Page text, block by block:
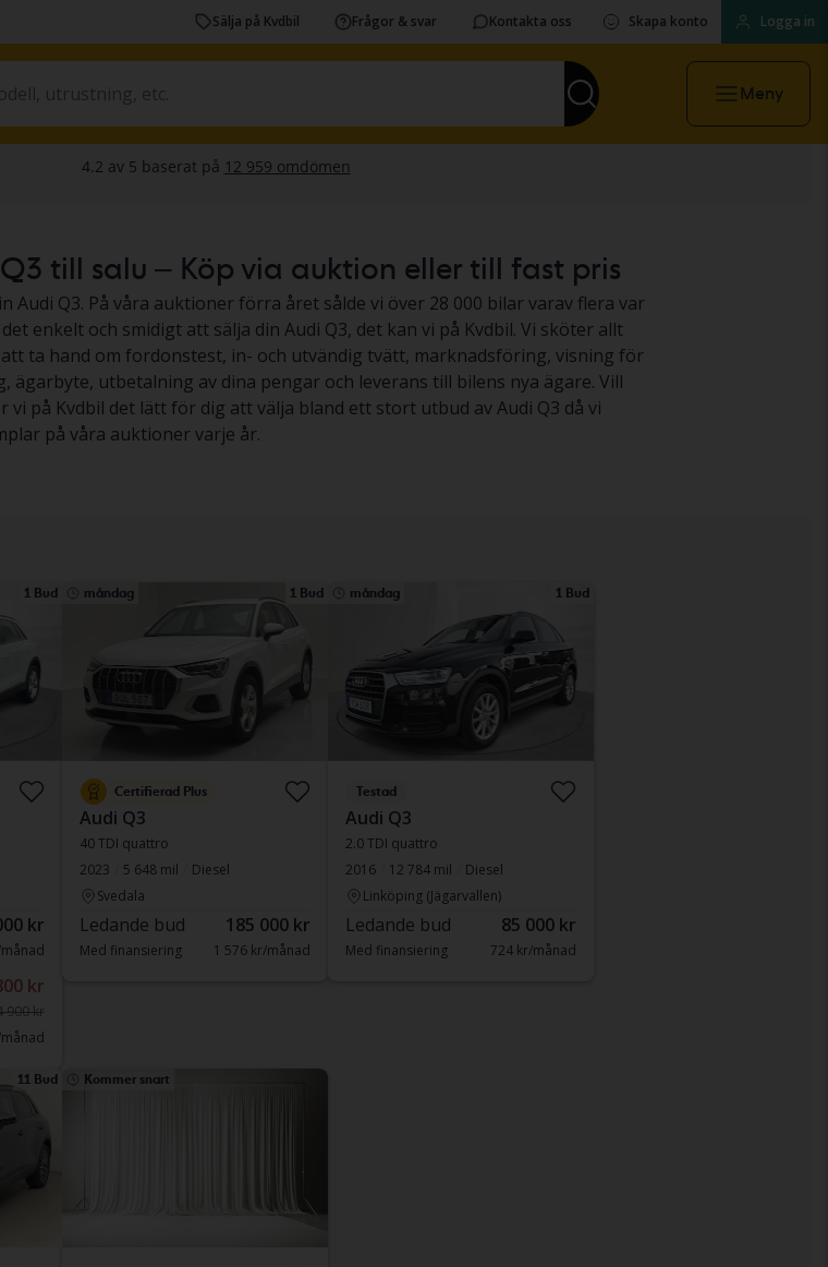
Sälja på Kvdbil Frågor & svar Kontakta oss Skapa konto Logga in
Meny
till salu – Köp via auktion eller till fast pris
Audi Q3. På våra auktioner förra året sålde vi över 28 000 bilar varav flera var
enkelt och smidigt att sälja din Audi Q3, det kan vi på Kvdbil. Vi sköter allt
att ta hand om fordonstest, in- och utvändig tvätt, marknadsföring, visning för
ägarbyte, utbetalning av dina pengar och leverans till bilens nya ägare. Vill
vi på Kvdbil det lätt för dig att välja bland ett stort utbud av Audi Q3 då vi
på våra auktioner varje år.
1 Bud
kr
kr
900 kr
måndag 1 Bud
Certifierad Plus
Audi Q3
40 TDI quattro
2023
5 648 mil
Diesel
Svedala
Ledande bud 185 000 kr
Med finansiering 1 576 kr/månad
måndag 1 Bud
Testad
Audi Q3
2.0 TDI quattro
2016
12 784 mil
Diesel
Linköping (Jägarvallen)
Ledande bud 85 000 kr
Med finansiering 724 kr/månad
11 Bud Kommer snart